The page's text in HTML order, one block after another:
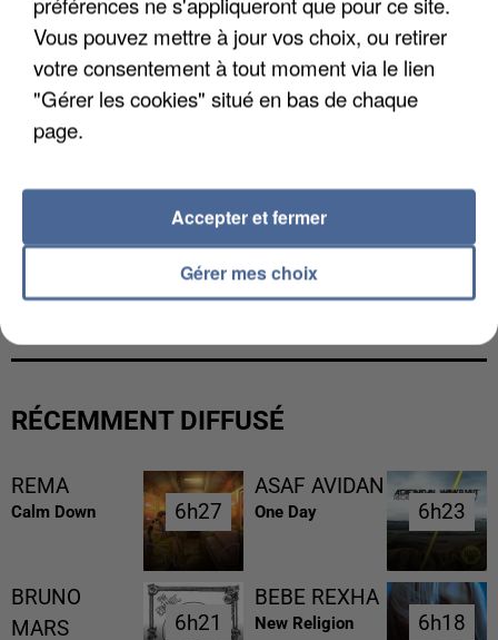
L’UN DES FONDATEURS SUPPOSÉS DE LA DZ
MAFIA INTERPELLÉ EN ALGÉRIE
RÉCEMMENT DIFFUSÉ
REMA
Calm Down 6h27
6h27
ASAF AVIDAN
One Day 6h23
6h23
BRUNO
MARS
6h21
6h21
BEBE REXHA
New Religion 6h18
6h18
Vous pouvez mettre à jour vos choix, ou retirer
votre consentement à tout moment via le lien
"Gérer les cookies" situé en bas de chaque
page.
Gérer mes choix
Accepter et fermer